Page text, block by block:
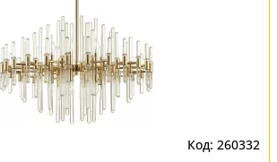
260332